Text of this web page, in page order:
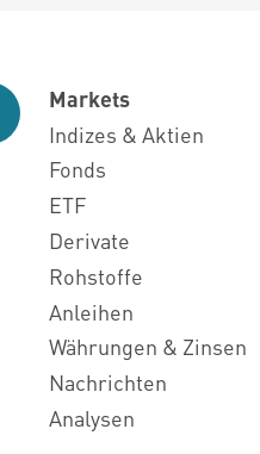
Markets
Indizes & Aktien
Fonds
ETF
Derivate
Rohstoffe
Anleihen
Währungen & Zinsen
Nachrichten
Analysen